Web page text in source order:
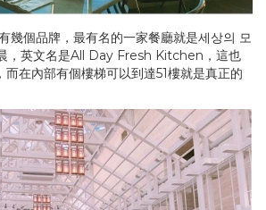
幾個品牌，最有名的一家餐廳就是세상의 모
，英文名是All Day Fresh Kitchen，這也
在內部有個樓梯可以到達51樓就是真正的